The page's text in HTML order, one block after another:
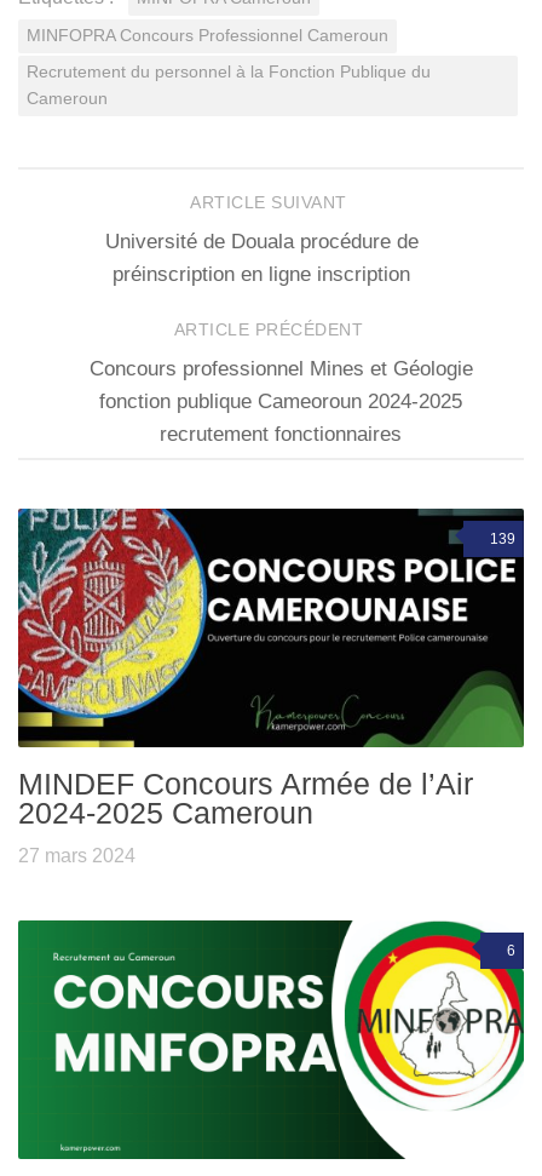
MINFOPRA Concours Professionnel Cameroun
Recrutement du personnel à la Fonction Publique du
Cameroun
ARTICLE SUIVANT
Université de Douala procédure de
préinscription en ligne inscription
ARTICLE PRÉCÉDENT
Concours professionnel Mines et Géologie
fonction publique Cameoroun 2024-2025
recrutement fonctionnaires
139
MINDEF Concours Armée de l’Air
2024-2025 Cameroun
27 mars 2024
6